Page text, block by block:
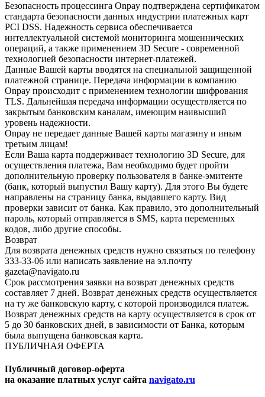
Безопасность процессинга Onpay подтверждена сертификатом
стандарта безопасности данных индустрии платежных карт
PCI DSS. Надежность сервиса обеспечивается
интеллектуальной системой мониторинга мошеннических
операций, а также применением 3D Secure - современной
технологией безопасности интернет-платежей.
Данные Вашей карты вводятся на специальной защищенной
платежной странице. Передача информации в компанию
Onpay происходит с применением технологии шифрования
TLS. Дальнейшая передача информации осуществляется по
закрытым банковским каналам, имеющим наивысший
уровень надежности.
Onpay не передает данные Вашей карты магазину и иным
третьим лицам!
Если Ваша карта поддерживает технологию 3D Secure, для
осуществления платежа, Вам необходимо будет пройти
дополнительную проверку пользователя в банке-эмитенте
(банк, который выпустил Вашу карту). Для этого Вы будете
направлены на страницу банка, выдавшего карту. Вид
проверки зависит от банка. Как правило, это дополнительный
пароль, который отправляется в SMS, карта переменных
кодов, либо другие способы.
Возврат
Для возврата денежных средств нужно связаться по телефону
333-33-06 или написать заявление на эл.почту
gazeta@navigato.ru
Срок рассмотрения заявки на возврат денежных средств
составляет 7 дней. Возврат денежных средств осуществляется
на ту же банковскую карту, с которой производился платеж.
Возврат денежных средств на карту осуществляется в срок от
5 до 30 банковских дней, в зависимости от Банка, которым
была выпущена банковская карта.
ПУБЛИЧНАЯ ОФЕРТА
Публичный договор-оферта
на оказание платных услуг сайта navigato.ru